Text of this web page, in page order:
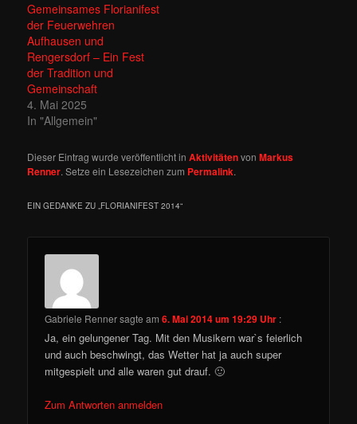
Gemeinsames Florianifest
der Feuerwehren
Aufhausen und
Rengersdorf – Ein Fest
der Tradition und
Gemeinschaft
4. Mai 2025
In "Allgemein"
Dieser Eintrag wurde veröffentlicht inAktivitätenvonMarkus
Renner. Setze ein Lesezeichen zum Permalink.
EIN GEDANKE ZU „FLORIANIFEST 2014“
Gabriele Rennersagte am6. Mai 2014 um 19:29 Uhr :
Ja, ein gelungener Tag. Mit den Musikern war`s feierlich
und auch beschwingt, das Wetter hat ja auch super
mitgespielt und alle waren gut drauf. 🙂
Zum Antworten anmelden